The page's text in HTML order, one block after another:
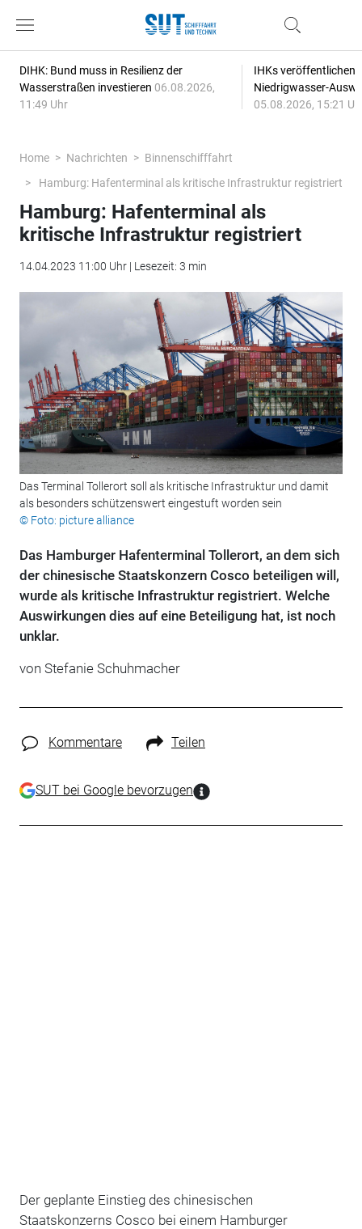
DIHK: Bund muss in Resilienz der
Wasserstraßen investieren 06.08.2026,
11:49 Uhr
IHKs veröffentlichen
Niedrigwasser-
05.08.2026, 15:21
Home Nachrichten
Binnenschifffahrt
Hamburg: Hafenterminal als kritische Infrastruktur registriert
Hamburg: Hafenterminal als
kritische Infrastruktur registriert
14.04.2023 11:00 Uhr | Lesezeit: 3 min
Das Terminal Tollerort soll als kritische Infrastruktur und damit
als besonders schützenswert eingestuft worden sein
© Foto: picture alliance
Das Hamburger Hafenterminal Tollerort, an dem sich
der chinesische Staatskonzern Cosco beteiligen will,
wurde als kritische Infrastruktur registriert. Welche
Auswirkungen dies auf eine Beteiligung hat, ist noch
unklar.
von Stefanie Schuhmacher
Kommentare Teilen
SUT bei Google bevorzugen
Der geplante Einstieg des chinesischen
Staatskonzerns Cosco bei einem Hamburger